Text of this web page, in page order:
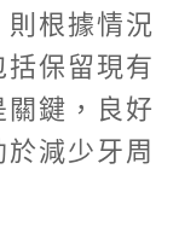
根據情況
保留現有
鍵，良好
減少牙周